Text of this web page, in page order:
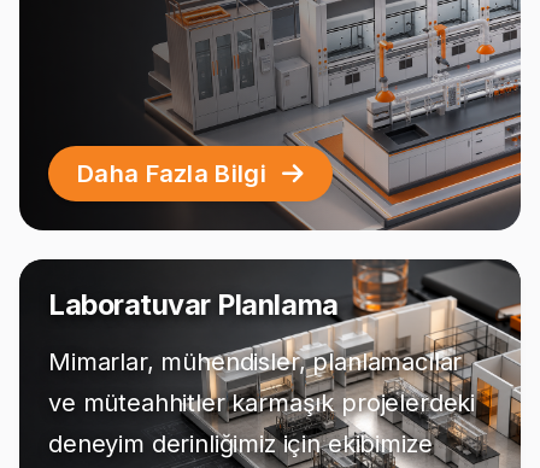
Daha Fazla Bilgi
Laboratuvar Planlama
Mimarlar, mühendisler, planlamacılar
ve müteahhitler karmaşık projelerdeki
deneyim derinliğimiz için ekibimize